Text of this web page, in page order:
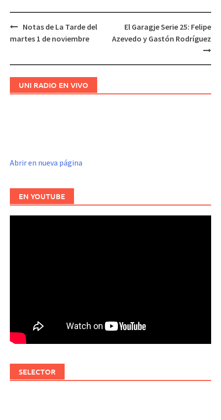
Navegación
Notas de La Tarde del
martes 1 de noviembre
El Garagje Serie 25: Felipe
Azevedo y Gastón Rodríguez
UNI RADIO EN VIVO
Abrir en nueva página
EN YOUTUBE
SELECTOR